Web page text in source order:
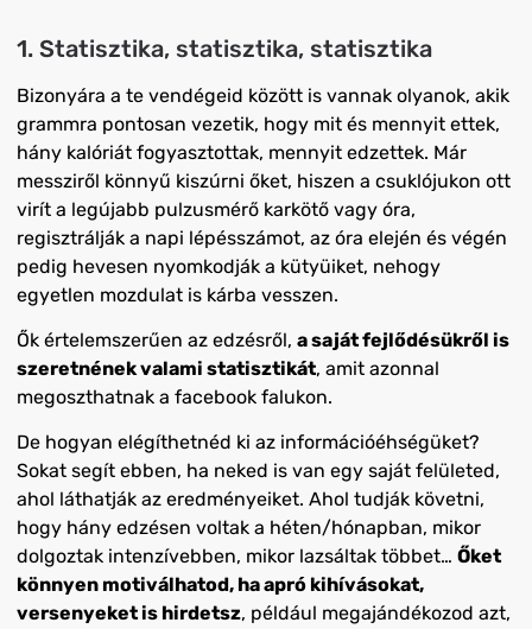
1. Statisztika, statisztika, statisztika
Bizonyára a te vendégeid között is vannak olyanok, akik
grammra pontosan vezetik, hogy mit és mennyit ettek,
hány kalóriát fogyasztottak, mennyit edzettek. Már
messziről könnyű kiszúrni őket, hiszen a csuklójukon ott
virít a legújabb pulzusmérő karkötő vagy óra,
regisztrálják a napi lépésszámot, az óra elején és végén
pedig hevesen nyomkodják a kütyüiket, nehogy
egyetlen mozdulat is kárba vesszen.
Ők értelemszerűen az edzésről, a saját fejlődésükről is
szeretnének valami statisztikát, amit azonnal
megoszthatnak a facebook falukon.
De hogyan elégíthetnéd ki az információéhségüket?
Sokat segít ebben, ha neked is van egy saját felületed,
ahol láthatják az eredményeiket. Ahol tudják követni,
hogy hány edzésen voltak a héten/hónapban, mikor
dolgoztak intenzívebben, mikor lazsáltak többet… Őket
könnyen motiválhatod, ha apró kihívásokat,
versenyeket is hirdetsz, például megajándékozod azt,